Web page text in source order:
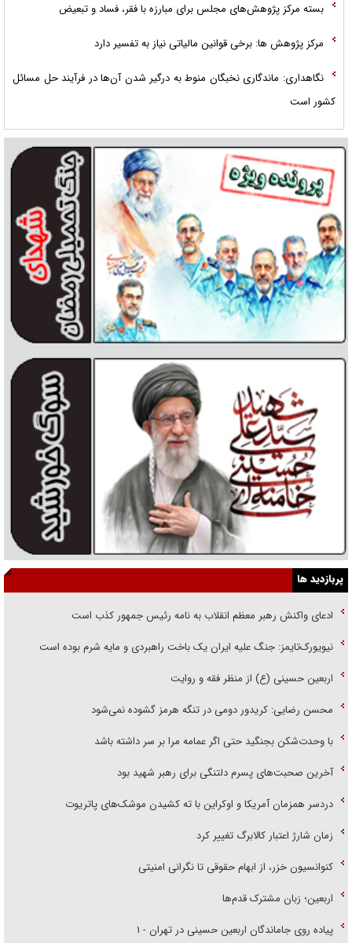
بسته مرکز پژوهش‌های مجلس برای مبارزه با فقر، فساد و تبعیض
مرکز پژوهش ها: برخی قوانین مالیاتی نیاز به تفسیر دارد
نگاهداری: ماندگاری نخبگان منوط به درگیر شدن آن‌ها در فرآیند حل مسائل
کشور است
پربازدید ها
ادعای واکنش رهبر معظم انقلاب به نامه رئیس جمهور کذب است
نیویورک‌تایمز: جنگ علیه ایران یک باخت راهبردی و مایه شرم بوده است
اربعین حسینی (ع) از منظر فقه و روایت
محسن رضایی: کریدور دومی در تنگه هرمز گشوده نمی‌شود
با وحدت‌شکن بجنگید حتی اگر عمامه مرا بر سر داشته باشد
آخرین صحبت‌های پسرم دلتنگی برای رهبر شهید بود
دردسر همزمان آمریکا و اوکراین با ته کشیدن موشک‌های پاتریوت
زمان شارژ اعتبار کالابرگ تغییر کرد
کنوانسیون خزر، از ابهام حقوقی تا نگرانی امنیتی
اربعین؛ زبان مشترک قدم‌ها
پیاده روی جاماندگان اربعین حسینی در تهران - ۱